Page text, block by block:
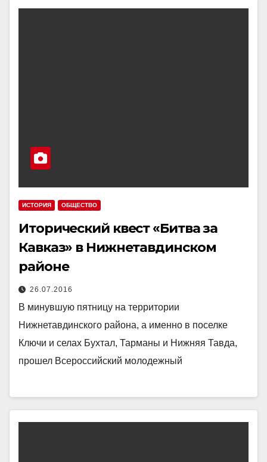
ИСТОРИЯ ОБЩЕСТВО
Иторический квест «Битва за
Кавказ» в Нижнетавдинском
районе
26.07.2016
В минувшую пятницу на территории
Нижнетавдинского района, а именно в поселке
Ключи и селах Бухтал, Тарманы и Нижняя Тавда,
прошел Всероссийский молодежный